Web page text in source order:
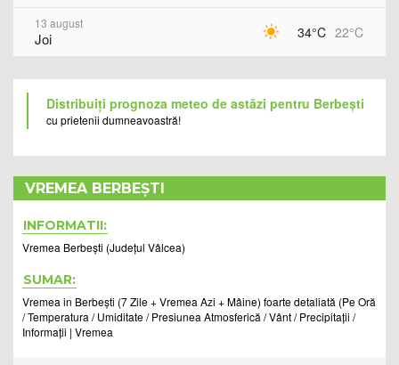
13 august
Joi 34°C 22°C
Distribuiți prognoza meteo de astăzi pentru Berbești
cu prietenii dumneavoastră!
VREMEA BERBEȘTI
INFORMATII:
Vremea Berbești (Județul Vâlcea)
SUMAR:
Vremea in Berbești (7 Zile + Vremea Azi + Mâine) foarte detaliată (Pe Oră
/ Temperatura / Umiditate / Presiunea Atmosferică / Vânt / Precipitații /
Informații | Vremea